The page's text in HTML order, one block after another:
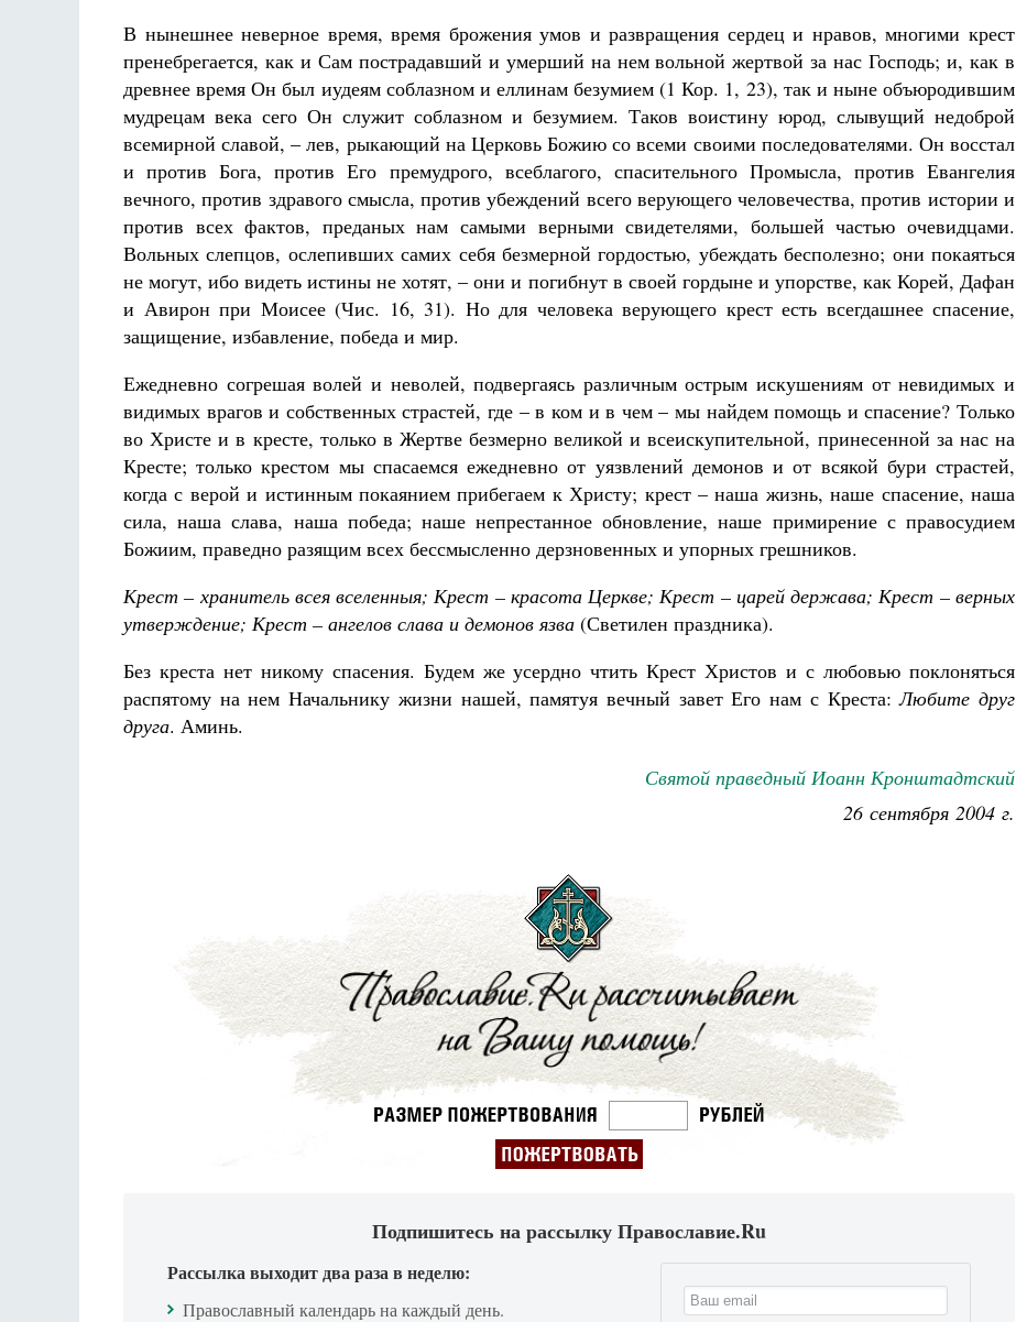
В нынешнее неверное время, время брожения умов и раз­вращения сердец и нравов, многими крест
пренебрегается, как и Сам пострадавший и умерший на нем вольной жертвой за нас Господь; и, как в
древнее время Он был иудеям соблазном и еллинам безумием (1 Кор. 1, 23), так и ныне объюродившим
мудрецам века сего Он служит соблазном и безумием. Таков воистину юрод, слывущий недоброй
всемирной славой, – лев, рыкающий на Церковь Божию со всеми своими последовате­лями. Он восстал
и против Бога, против Его премудрого, все­благого, спасительного Промысла, против Евангелия
вечного, против здравого смысла, против убеждений всего верующего человечества, против истории и
против всех фактов, преданых нам самыми верными свидетелями, большей частью очевидца­ми.
Вольных слепцов, ослепивших самих себя безмерной гор­достью, убеждать бесполезно; они покаяться
не могут, ибо ви­деть истины не хотят, – они и погибнут в своей гордыне и упорстве, как Корей, Дафан
и Авирон при Моисее (Чис. 16, 31). Но для человека верующего крест есть всегдашнее спасе­ние,
защищение, избавление, победа и мир.
Ежедневно согрешая волей и неволей, подвергаясь различным острым искуше­ниям от невидимых и
видимых врагов и собственных страстей, где – в ком и в чем – мы найдем помощь и спасение? Только
во Христе и в кресте, только в Жертве безмерно великой и всеискупительной, принесенной за нас на
Кресте; только крестом мы спасаемся ежедневно от уязвлений демонов и от всякой бу­ри страстей,
когда с верой и истинным покаянием прибегаем к Христу; крест – наша жизнь, наше спасение, наша
сила, наша слава, наша победа; наше непрестанное обновление, наше при­мирение с правосудием
Божиим, праведно разящим всех бес­смысленно дерзновенных и упорных грешников.
Крест – хранитель всея вселенныя; Крест – красота Церкве; Крест – царей держава; Крест – верных
утверждение; Крест – ангелов слава и демонов язва (Светилен праздника).
Без креста нет никому спасения. Будем же усердно чтить Крест Христов и с любовью поклоняться
распятому на нем Начальнику жизни нашей, памятуя вечный завет Его нам с Креста:Любите друг
друга. Аминь.
Святой праведный Иоанн Кронштадтский
26 сентября 2004 г.
Подпишитесь на рассылку Православие.Ru
Рассылка выходит два раза в неделю:
Православный календарь на каждый день.